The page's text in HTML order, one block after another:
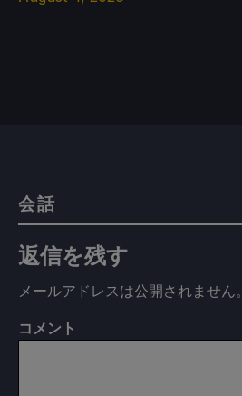
会話
返信を残す
メールアドレスは公開されません。
コメント